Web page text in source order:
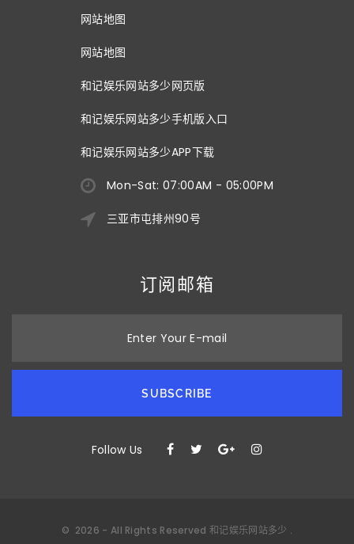
网站地图
网站地图
和记娱乐网站多少网页版
和记娱乐网站多少手机版入口
和记娱乐网站多少APP下载
Mon-Sat: 07:00AM - 05:00PM
三亚市屯排州90号
订阅邮箱
Enter Your E-mail
SUBSCRIBE
Follow Us
© 2026 - All Rights Reserved 和记娱乐网站多少 .